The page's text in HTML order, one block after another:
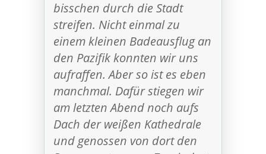
bisschen durch die Stadt
streifen. Nicht einmal zu
einem kleinen Badeausflug an
den Pazifik konnten wir uns
aufraffen. Aber so ist es eben
manchmal. Dafür stiegen wir
am letzten Abend noch aufs
Dach der weißen Kathedrale
und genossen von dort den